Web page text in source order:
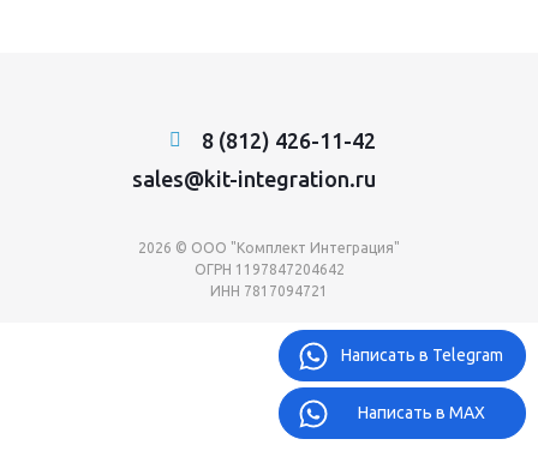
Написать в Telegram
Написать в MAX
8 (812) 426-11-42
sales@kit-integration.ru
2026 © ООО "Комплект Интеграция"
ОГРН 1197847204642
ИНН 7817094721